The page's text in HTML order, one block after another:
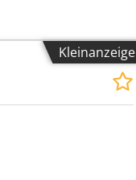
Kleinanzeige